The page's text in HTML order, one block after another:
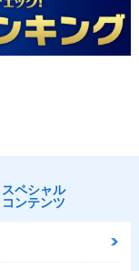
スペシャル
コンテンツ